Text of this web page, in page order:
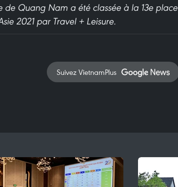
de Quang Nam a été classée à la 13e place
2021 par Travel + Leisure.
Suivez VietnamPlus